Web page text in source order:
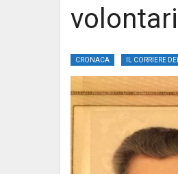
volontari
CRONACA